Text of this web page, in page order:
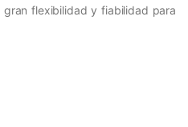
flexibilidad y fiabilidad para